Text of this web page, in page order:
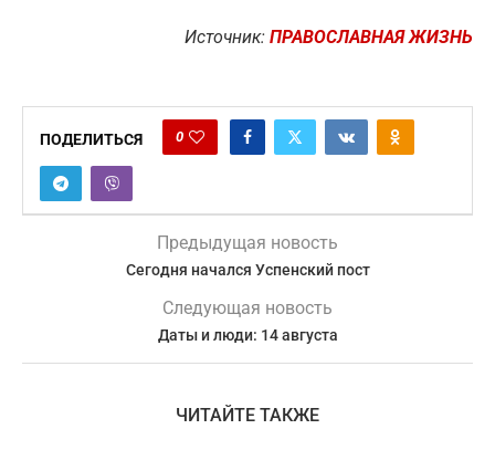
Источник: ПРАВОСЛАВНАЯ ЖИЗНЬ
ПОДЕЛИТЬСЯ 0
Предыдущая новость
Сегодня начался Успенский пост
Следующая новость
Даты и люди: 14 августа
ЧИТАЙТЕ ТАКЖЕ